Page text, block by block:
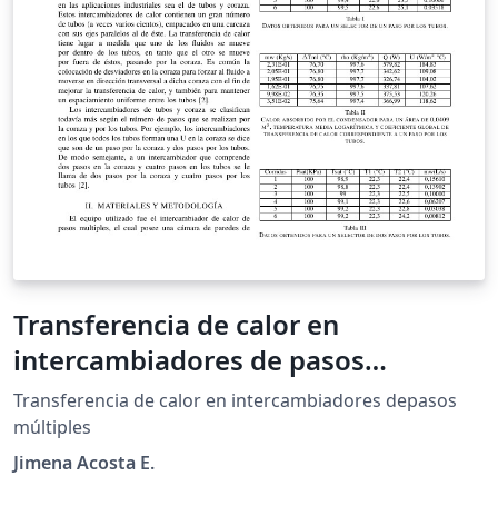
Transferencia de calor en
intercambiadores de pasos
múltiples
Transferencia de calor en intercambiadores depasos
múltiples
Jimena Acosta E.